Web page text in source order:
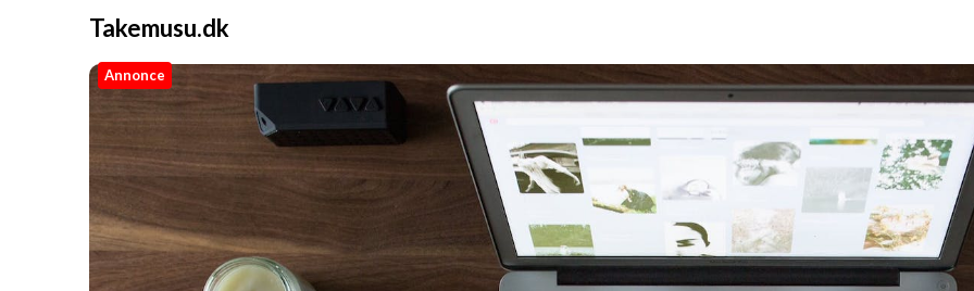
Takemusu.dk
Annonce